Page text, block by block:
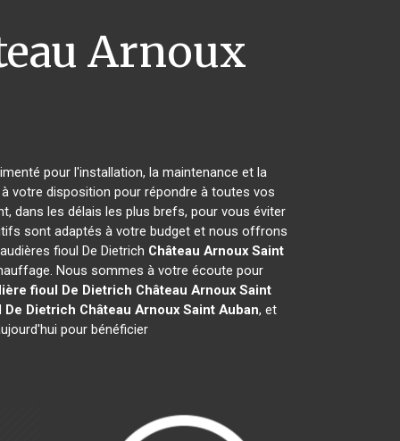
Arnoux
pour l'installation, la maintenance et la
votre disposition pour répondre à toutes vos
dans les délais les plus brefs, pour vous éviter
sont adaptés à votre budget et nous offrons
fioul De Dietrich Château Arnoux Saint
Nous sommes à votre écoute pour
fioul De Dietrich Château Arnoux Saint
Dietrich Château Arnoux Saint Auban, et
pour bénéficier